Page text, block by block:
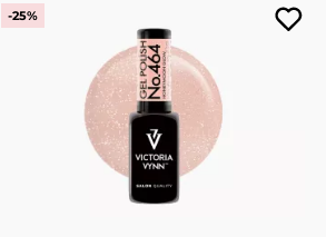
-25%